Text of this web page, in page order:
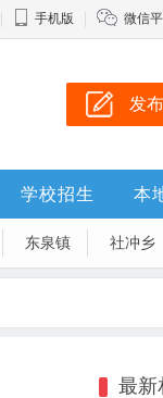
手机版 微信
发
学校招生 本
东泉镇 社冲乡
最新